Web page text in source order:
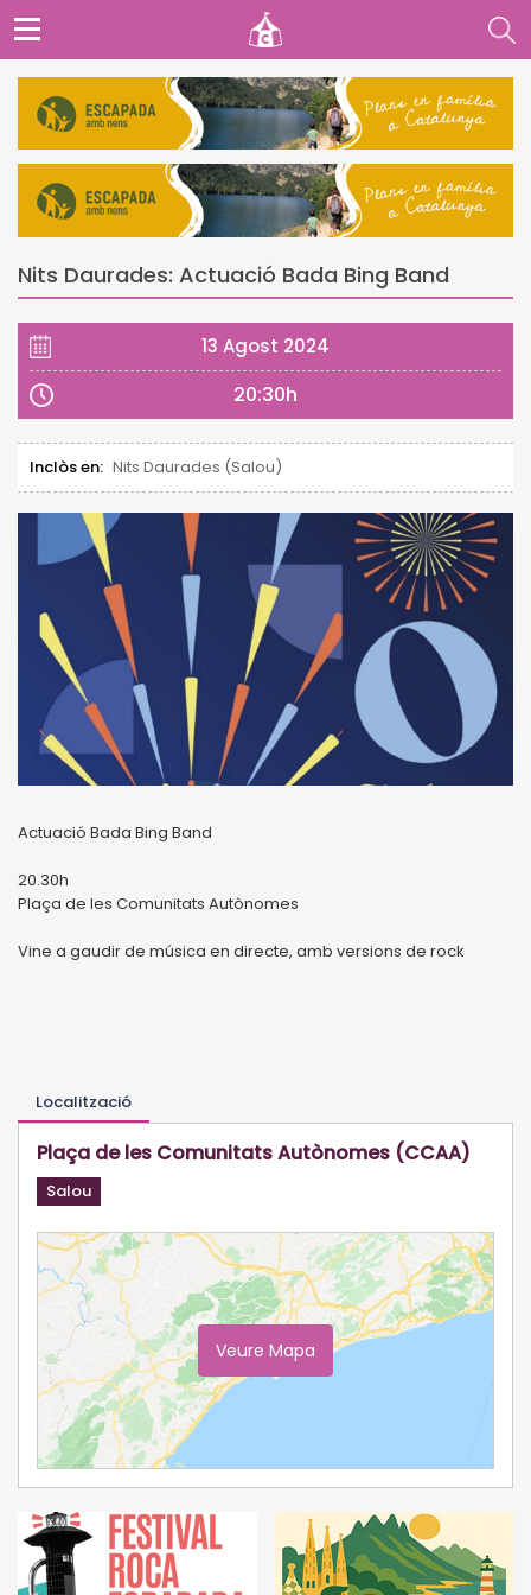
Nits Daurades: Actuació Bada Bing Band
13 Agost 2024
20:30h
Inclòs en: Nits Daurades (Salou)
Actuació Bada Bing Band
20.30h
Plaça de les Comunitats Autònomes
Vine a gaudir de música en directe, amb versions de rock
Localització
Plaça de les Comunitats Autònomes (CCAA)
Salou
Veure Mapa